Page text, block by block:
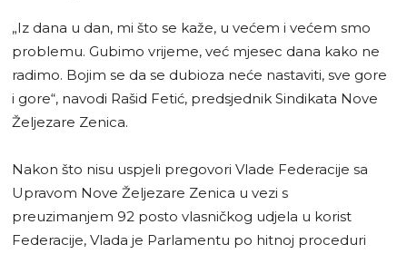
„Iz dana u dan, mi što se kaže, u većem i većem smo
problemu. Gubimo vrijeme, već mjesec dana kako ne
radimo. Bojim se da se dubioza neće nastaviti, sve gore
i gore“, navodi Rašid Fetić, predsjednik Sindikata Nove
Željezare Zenica.
Nakon što nisu uspjeli pregovori Vlade Federacije sa
Upravom Nove Željezare Zenica u vezi s
preuzimanjem 92 posto vlasničkog udjela u korist
Federacije, Vlada je Parlamentu po hitnoj proceduri